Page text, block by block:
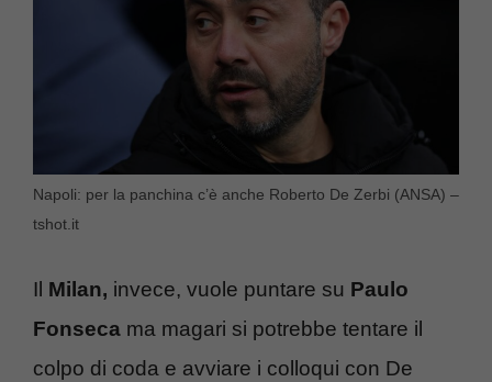
Napoli: per la panchina c’è anche Roberto De Zerbi (ANSA) –
tshot.it
Il Milan, invece, vuole puntare su Paulo
Fonseca ma magari si potrebbe tentare il
colpo di coda e avviare i colloqui con De